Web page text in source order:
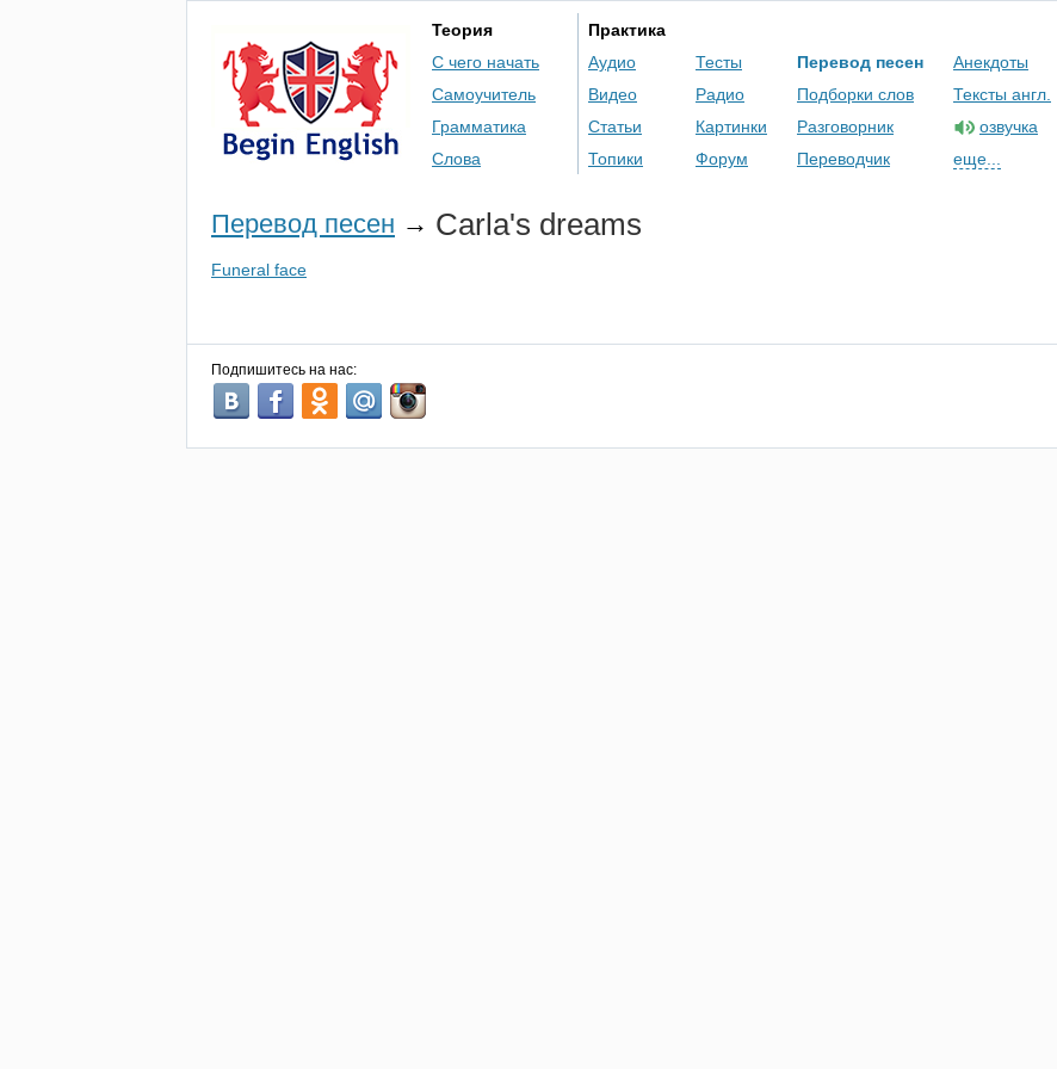
Теория
С чего начать
Самоучитель
Грамматика
Слова
Практика
Аудио
Видео
Статьи
Топики
Тесты
Радио
Картинки
Форум
Перевод песен
Подборки слов
Разговорник
Переводчик
Анекдоты
Тексты англ.
озвучка
еще...
Перевод песен → Carla's dreams
Funeral face
Подпишитесь на нас: